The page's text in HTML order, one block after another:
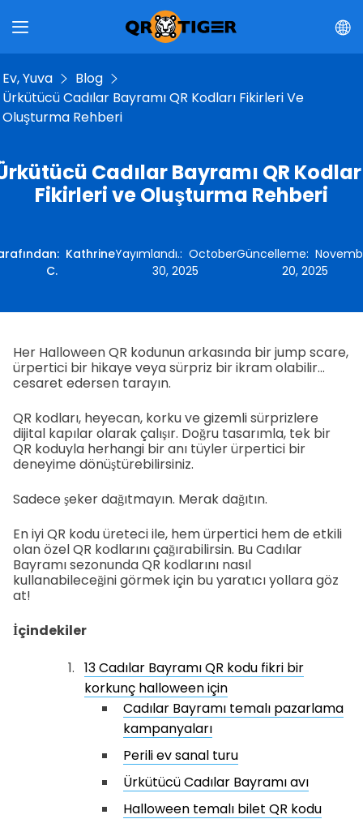
Ev, Yuva
Blog
Ürkütücü Cadılar Bayramı QR Kodları Fikirleri Ve
Oluşturma Rehberi
Cadılar Bayramı QR
Fikirleri ve Oluşturma Rehberi
: Kathrine
C.
Yayımlandı.: October
30, 2025
Güncelleme:
20, 2025
Her Halloween QR kodunun arkasında bir jump scare,
ürpertici bir hikaye veya sürpriz bir ikram olabilir...
cesaret edersen tarayın.
QR kodları, heyecan, korku ve gizemli sürprizlere
dijital kapılar olarak çalışır. Doğru tasarımla, tek bir
QR koduyla herhangi bir anı tüyler ürpertici bir
deneyime dönüştürebilirsiniz.
Sadece şeker dağıtmayın. Merak dağıtın.
En iyi QR kodu üreteci ile, hem ürpertici hem de etkili
olan özel QR kodlarını çağırabilirsin. Bu Cadılar
Bayramı sezonunda QR kodlarını nasıl
kullanabileceğini görmek için bu yaratıcı yollara göz
at!
İçindekiler
13 Cadılar Bayramı QR kodu fikri bir
korkunç halloween için
Cadılar Bayramı temalı pazarlama
kampanyaları
Perili ev sanal turu
Ürkütücü Cadılar Bayramı avı
Halloween temalı bilet QR kodu